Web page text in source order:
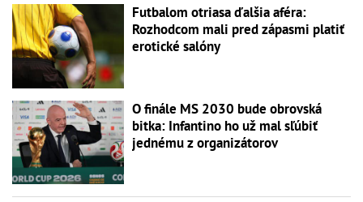
Futbalom otriasa ďalšia aféra:
Rozhodcom mali pred zápasmi platiť
erotické salóny
O finále MS 2030 bude obrovská
bitka: Infantino ho už mal sľúbiť
jednému z organizátorov